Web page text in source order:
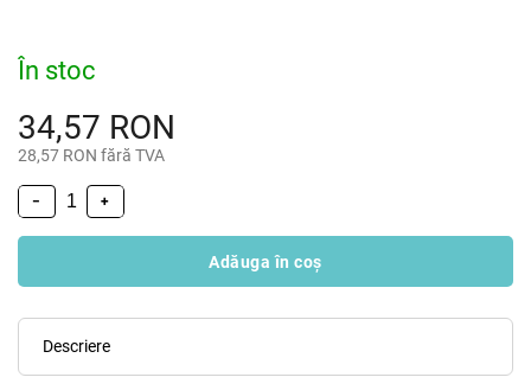
34,57 RON
28,57 RON fără TVA
În stoc
+
−
Adăuga în coş
Descriere